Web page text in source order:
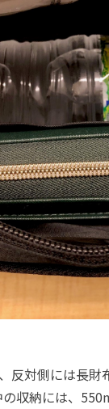
反対側には長
収納には、